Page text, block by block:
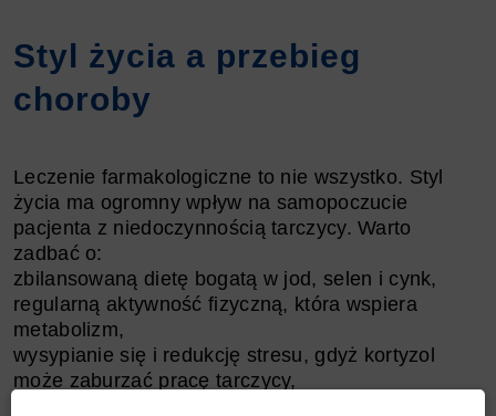
Styl życia a przebieg
choroby
Leczenie farmakologiczne to nie wszystko. Styl
życia ma ogromny wpływ na samopoczucie
pacjenta z niedoczynnością tarczycy. Warto
zadbać o:
zbilansowaną dietę bogatą w jod, selen i cynk,
regularną aktywność fizyczną, która wspiera
metabolizm,
wysypianie się i redukcję stresu, gdyż kortyzol
może zaburzać pracę tarczycy,